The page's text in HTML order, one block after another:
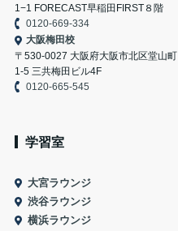
1−1 FORECAST早稲田FIRST８階
0120-669-334
大阪梅田校
〒530-0027 大阪府大阪市北区堂山町
1-5 三共梅田ビル4F
0120-665-545
学習室
大宮ラウンジ
渋谷ラウンジ
横浜ラウンジ